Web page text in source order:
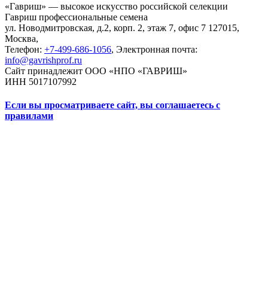
«Гавриш» — высокое искусство российской селекции
Гавриш профессиональные семена
ул. Новодмитровская, д.2, корп. 2, этаж 7, офис 7 127015,
Москва,
Телефон: +7-499-686-1056, Электронная почта:
info@gavrishprof.ru
Сайт принадлежит ООО «НПО «ГАВРИШ»
ИНН 5017107992
Если вы просматриваете сайт, вы соглашаетесь с
правилами